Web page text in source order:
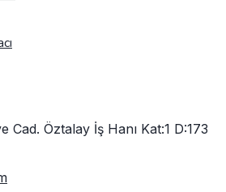
Cad. Öztalay İş Hanı Kat:1 D:173